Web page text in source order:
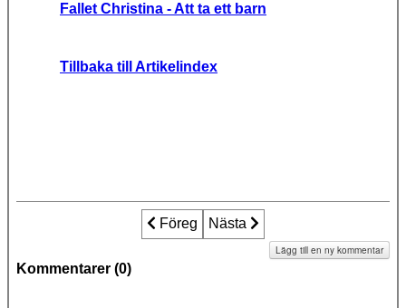
Fallet Christina - Att ta ett barn
Tillbaka till Artikelindex
Föregående artikel: Hon användes
Föreg Nästa artikel: Hård kritik mot
Nästa
Kommentarer (0)
Lägg till en ny kommentar